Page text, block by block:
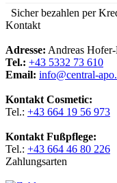
Sicher bezahlen per
Kontakt
Adresse: Andreas
Tel.: +43 5332 73 610
Email: info@central-
Kontakt Cosmetic:
Tel.: +43 664 19 56 973
Kontakt Fußpflege:
Tel.: +43 664 46 80 226
Zahlungsarten